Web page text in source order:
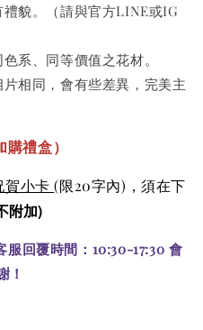
禮貌。（請與官方LINE或IG
系、同等價值之花材。
相同，會有些差異，完美主
購禮盒）
賀小卡(限20字內) ，須在下
附加)
回覆時間：10:30-17:30 會
！